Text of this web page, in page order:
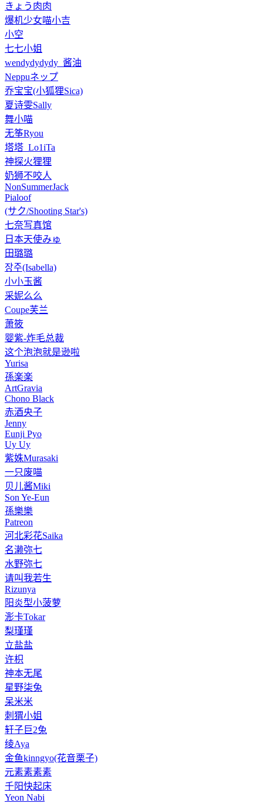
きょう肉肉
爆机少女喵小吉
小空
七七小姐
wendydydydy_酱油
Neppuネップ
乔宝宝(小狐狸Sica)
夏诗雯Sally
舞小喵
无筝Ryou
塔塔_Lo1iTa
神探火狸狸
奶狮不咬人
NonSummerJack
Pialoof
(サク/Shooting Star's)
七奈写真馆
日本天使みゅ
田璐璐
장주(Isabella)
小小玉酱
采妮么么
Coupe芙兰
萧筱
婴紫-炸毛总裁
这个泡泡就是逊啦
Yurisa
孫楽楽
ArtGravia
Chono Black
赤酒央子
Jenny
Eunji Pyo
Uy Uy
紫姝Murasaki
一只废喵
贝儿酱Miki
Son Ye-Eun
孫樂樂
Patreon
河北彩花Saika
名濑弥七
水野弥七
请叫我若生
Rizunya
阳炎型小菠萝
浵卡Tokar
梨瑾瑾
立盐盐
许枳
神本无尾
星野柒兔
呆米米
刺猬小姐
轩子巨2兔
绫Aya
金鱼kinngyo(花音栗子)
元素素素素
千阳快起床
Yeon Nabi